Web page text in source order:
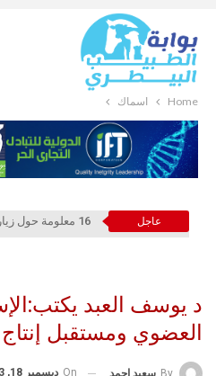
Home أسماك
عاجل
د يوسف العبد
العضوي ومستقبل
On ديسمبر 18, 2023